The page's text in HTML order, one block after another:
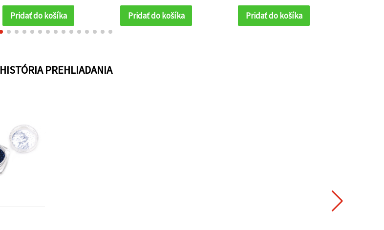
Pridať do košíka
(cca 12 g)
Pridať do košíka Pridať do košíka
HISTÓRIA PREHLIADANIA